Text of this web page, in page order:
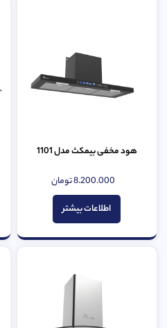
هود مخفی بیمکث مدل 1101
امتیاز
0
از
5
8.200.000تومان
اطلاعات بیشتر